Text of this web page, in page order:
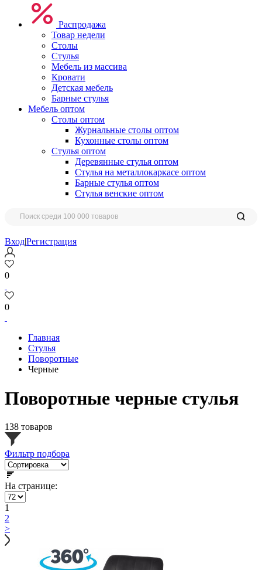
Распродажа
Товар недели
Столы
Стулья
Мебель из массива
Кровати
Детская мебель
Барные стулья
Мебель оптом
Столы оптом
Журнальные столы оптом
Кухонные столы оптом
Стулья оптом
Деревянные стулья оптом
Стулья на металлокаркасе оптом
Барные стулья оптом
Стулья венские оптом
Вход|Регистрация
0
0
Главная
Стулья
Поворотные
Черные
Поворотные черные стулья
138 товаров
Фильтр подбора
На странице:
1
2
>